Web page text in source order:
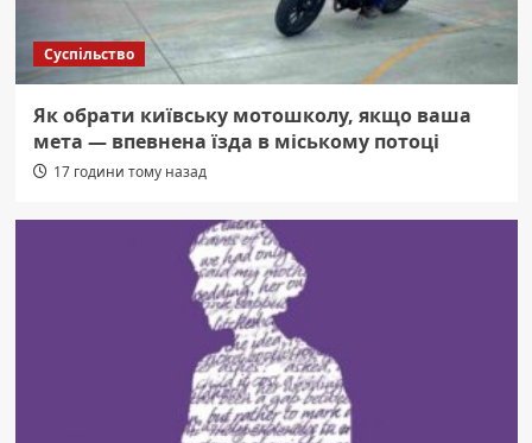
Суспільство
Як обрати київську мотошколу, якщо ваша
мета — впевнена їзда в міському потоці
17 години тому назад